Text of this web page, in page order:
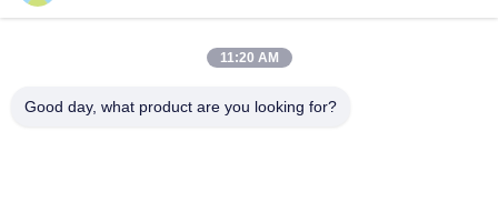
迅速な連絡
11:20 AM
Good day, what product are you looking for?